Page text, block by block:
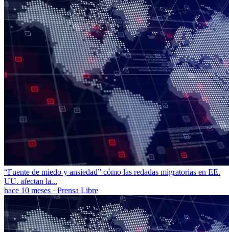
“Fuente de miedo y ansiedad” cómo las redadas migratorias en EE.
UU. afectan la...
hace 10 meses · Prensa Libre